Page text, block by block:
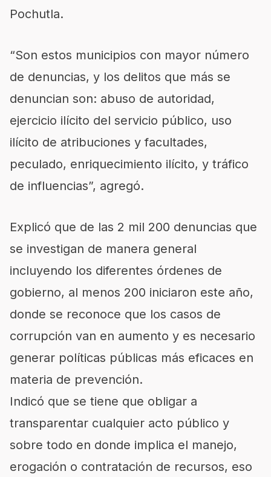
Pochutla.
“Son estos municipios con mayor número
de denuncias, y los delitos que más se
denuncian son: abuso de autoridad,
ejercicio ilícito del servicio público, uso
ilícito de atribuciones y facultades,
peculado, enriquecimiento ilícito, y tráfico
de influencias”, agregó.
Explicó que de las 2 mil 200 denuncias que
se investigan de manera general
incluyendo los diferentes órdenes de
gobierno, al menos 200 iniciaron este año,
donde se reconoce que los casos de
corrupción van en aumento y es necesario
generar políticas públicas más eficaces en
materia de prevención.
Indicó que se tiene que obligar a
transparentar cualquier acto público y
sobre todo en donde implica el manejo,
erogación o contratación de recursos, eso